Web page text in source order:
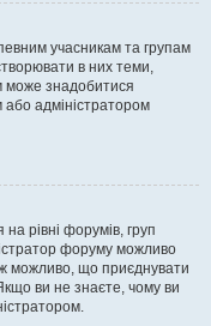
учасникам та групам
в них теми,
може знадобитися
або адміністратором
рівні форумів, груп
форуму можливо
можливо, що приєднувати
ви не знаєте, чому ви